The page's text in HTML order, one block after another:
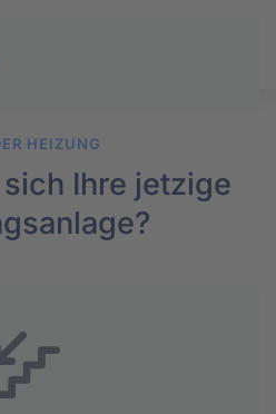
HEIZUNG
Ihre jetzige